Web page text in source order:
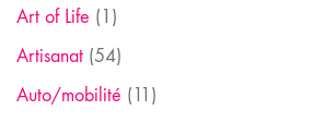
Art of Life (1)
Artisanat (54)
Auto/mobilité (11)